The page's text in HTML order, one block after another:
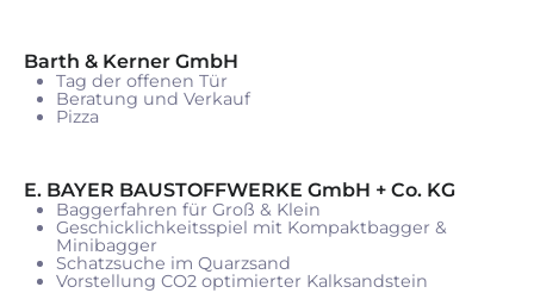
Barth & Kerner GmbH
Tag der offenen Tür
Beratung und Verkauf
Pizza
E. BAYER BAUSTOFFWERKE GmbH + Co. KG
Baggerfahren für Groß & Klein
Geschicklichkeitsspiel mit Kompaktbagger &
Minibagger
Schatzsuche im Quarzsand
Vorstellung CO2 optimierter Kalksandstein